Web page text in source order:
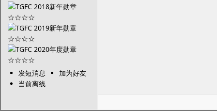
发短消息
加为好友
当前离线